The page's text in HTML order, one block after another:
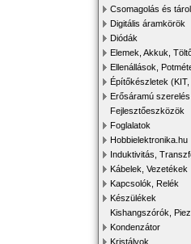
Csomagolás és
Digitális áramkörök
Diódák
Elemek, Akkuk,
Ellenállások,
Építőkészletek (KIT,
Erősáramú szerelés
Fejlesztőeszközök
Foglalatok
Hobbielektronika.hu
Induktivitás,
Kábelek, Vezetékek
Kapcsolók, Relék
Készülékek
Kishangszórók,
Kondenzátor
Kristályok